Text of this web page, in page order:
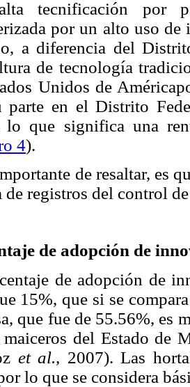
tecnificación por
por un alto uso
a diferencia del
de tecnología
Unidos de
parte en el Distrito
lo que significa una
4).
de resaltar, es
de registros del control
de adopción de
de adopción de
15%, que si se
que fue de 55.56%, es
maiceros del Estado de
et al., 2007). Las
lo que se considera